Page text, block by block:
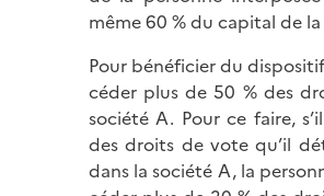
même 60 % du capital de
Pour bénéficier du
céder plus de 50 % des
société A. Pour ce faire,
des droits de vote qu’il
dans la société A, la